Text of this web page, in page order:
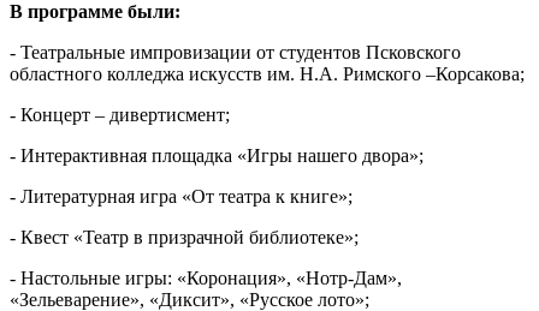
В программе были:
- Театральные импровизации от студентов Псковского
областного колледжа искусств им. Н.А. Римского –Корсакова;
- Концерт – дивертисмент;
- Интерактивная площадка «Игры нашего двора»;
- Литературная игра «От театра к книге»;
- Квест «Театр в призрачной библиотеке»;
- Настольные игры: «Коронация», «Нотр-Дам»,
«Зельеварение», «Диксит», «Русское лото»;